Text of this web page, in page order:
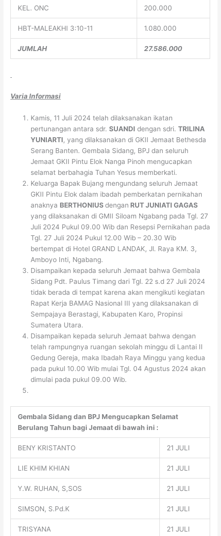
KEL. ONC 200.000
HBT-MALEAKHI 3:10-11 1.080.000
JUMLAH 27.586.000
Varia Informasi
Kamis, 11 Juli 2024 telah dilaksanakan ikatan
pertunangan antara sdr.SUANDI dengan sdri.TRILINA
YUNIARTI, yang dilaksanakan di GKII Jemaat Bethesda
Serang Banten. Gembala Sidang, BPJ dan seluruh
Jemaat GKII Pintu Elok Nanga Pinoh mengucapkan
selamat berbahagia Tuhan Yesus memberkati.
Keluarga Bapak Bujang mengundang seluruh Jemaat
GKII Pintu Elok dalam ibadah pemberkatan pernikahan
anaknya BERTHONIUSdengan RUT JUNIATI GAGAS
yang dilaksanakan di GMII Siloam Ngabang pada Tgl. 27
Juli 2024 Pukul 09.00 Wib dan Resepsi Pernikahan pada
Tgl. 27 Juli 2024 Pukul 12.00 Wib – 20.30 Wib
bertempat di Hotel GRAND LANDAK, Jl. Raya KM. 3,
Amboyo Inti, Ngabang.
Disampaikan kepada seluruh Jemaat bahwa Gembala
Sidang Pdt. Paulus Timang dari Tgl. 22 s.d 27 Juli 2024
tidak berada di tempat karena akan mengikuti kegiatan
Rapat Kerja BAMAG Nasional III yang dilaksanakan di
Sempajaya Berastagi, Kabupaten Karo, Propinsi
Sumatera Utara.
Disampaikan kepada seluruh Jemaat bahwa dengan
telah rampungnya ruangan sekolah minggu di Lantai II
Gedung Gereja, maka Ibadah Raya Minggu yang kedua
pada pukul 10.00 Wib mulai Tgl. 04 Agustus 2024 akan
dimulai pada pukul 09.00 Wib.
Gembala Sidang dan BPJ Mengucapkan Selamat
Berulang Tahun bagi Jemaat di bawah ini :
BENY KRISTANTO 21 JULI
LIE KHIM KHIAN 21 JULI
Y.W. RUHAN, S,SOS 21 JULI
SIMSON, S.Pd.K 21 JULI
TRISYANA 21 JULI